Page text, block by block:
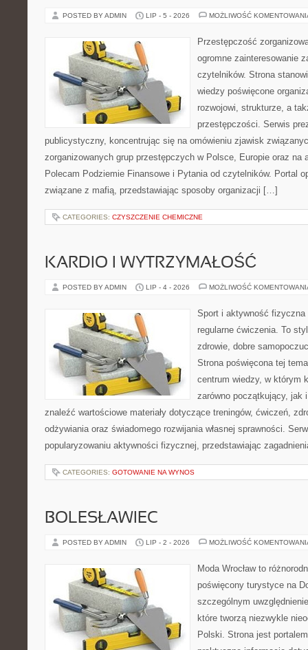
POSTED BY ADMIN LIP - 5 - 2026 MOŻLIWOŚĆ
Przestępczość
ogromne zainteresowanie
czytelników. Strona
wiedzy poświęcone
rozwojowi, strukturze, a
przestępczości. Serwis
publicystyczny, koncentrując się na omówieniu zjawisk
zorganizowanych grup przestępczych w Polsce, Europie oraz na
Polecam Podziemie Finansowe i Pytania od czytelników. Portal
związane z mafią, przedstawiając sposoby organizacji […]
CATEGORIES: CZYSZCZENIE CHEMICZNE
KARDIO I WYTRZYMAŁOŚĆ
POSTED BY ADMIN LIP - 4 - 2026 MOŻLIWOŚĆ
Sport i aktywność
regularne ćwiczenia. To
zdrowie, dobre
Strona poświęcona tej
centrum wiedzy, w którym
zarówno początkujący, jak
znaleźć wartościowe materiały dotyczące treningów, ćwiczeń,
odżywiania oraz świadomego rozwijania własnej sprawności.
popularyzowaniu aktywności fizycznej, przedstawiając
CATEGORIES: GOTOWANIE NA WYNOS
BOLESŁAWIEC
POSTED BY ADMIN LIP - 2 - 2026 MOŻLIWOŚĆ
Moda Wrocław to
poświęcony turystyce na
szczególnym
które tworzą niezwykle
Polski. Strona jest